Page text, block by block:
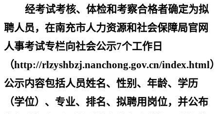
经考试考核、体检和考察合格者确定为拟
聘人员，在南充市人力资源和社会保障局官网
人事考试专栏向社会公示7个工作日
（http://rlzyshbzj.nanchong.gov.cn/index.html
公示内容包括人员姓名、性别、年龄、学历
（学位）、专业、排名、拟聘用岗位，并公布